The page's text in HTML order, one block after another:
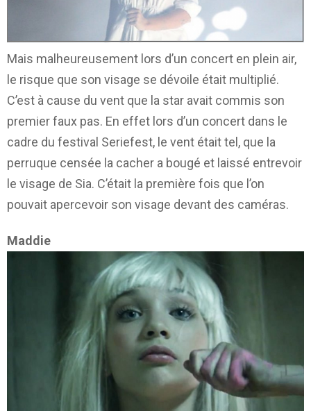
Mais malheureusement lors d’un concert en plein air,
le risque que son visage se dévoile était multiplié.
C’est à cause du vent que la star avait commis son
premier faux pas. En effet lors d’un concert dans le
cadre du festival Seriefest, le vent était tel, que la
perruque censée la cacher a bougé et laissé entrevoir
le visage de Sia. C’était la première fois que l’on
pouvait apercevoir son visage devant des caméras.
Maddie